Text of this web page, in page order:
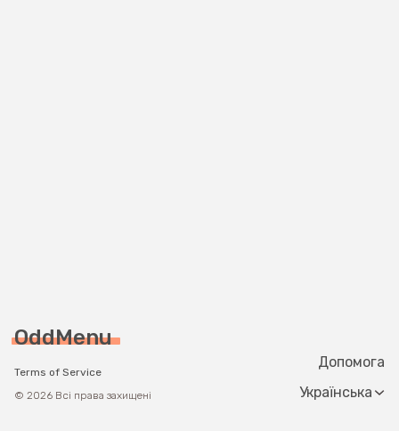
OddMenu
Terms of Service
© 2026 Всі права захищені
Допомога
Change